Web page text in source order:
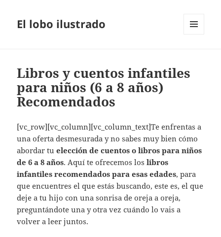
El lobo ilustrado
Libros y cuentos infantiles
para niños (6 a 8 años)
Recomendados
[vc_row][vc_column][vc_column_text]Te enfrentas a
una oferta desmesurada y no sabes muy bien cómo
abordar tuelección de cuentos o libros para niños
de 6 a 8 años. Aquí te ofrecemos loslibros
infantiles recomendados para esas edades, para
que encuentres el que estás buscando, este es, el que
deje a tu hijo con una sonrisa de oreja a oreja,
preguntándote una y otra vez cuándo lo vais a
volver a leer juntos.